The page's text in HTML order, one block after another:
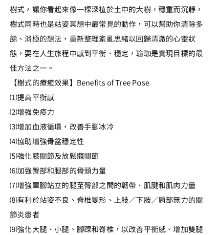
樹式，讓你看起來像一棵深植於土中的大樹，穩重而沉靜，
樹式同時也是站姿冥想中最常見的動作，可以幫助你清除多
餘、消極的想法，重新整理紊亂思緒以回歸清澈的心靈狀
態，要在人生旅程中感到平衡、穩定，瑜珈是實現目標的最
佳方法之一。
【樹式的療癒效果】Benefits of Tree Pose
⑴提高平衡感
⑵增強免疫力
⑶增加血液循環，改善手腳冰冷
⑷協助增強骨盆穩定性
⑸強化膝關節及放鬆髖關節
⑹加強臀部和腿部的骨頭力量
⑺增強單腳站立的腿至臀部之間的韌帶、肌腱和肌肉力量
⑻有利於站姿不良、脊椎變形、上肢／下肢／肩部無力的關
節炎患者
⑼強化大腿、小腿、腳踝和脊椎，以改善平衡感、增加雙腿